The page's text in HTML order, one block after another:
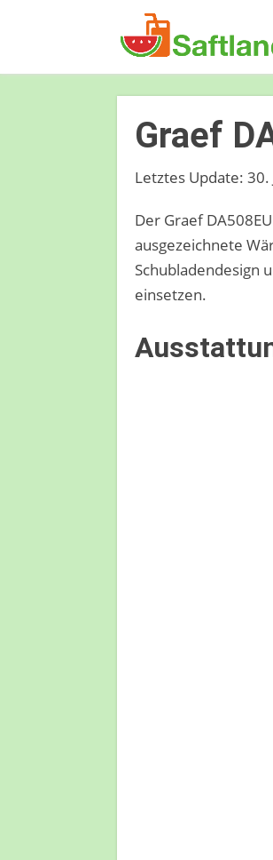
Graef
Letztes Update: 30.
Der Graef
ausgezeichnete
Schubladendesign
einsetzen.